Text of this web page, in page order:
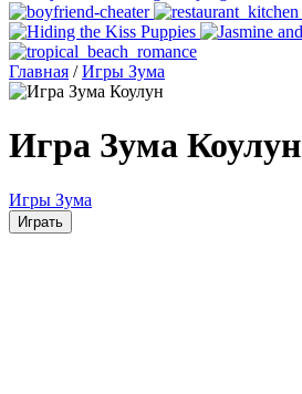
Главная / Игры Зума
Игра Зума Коулун
Игры Зума
Играть